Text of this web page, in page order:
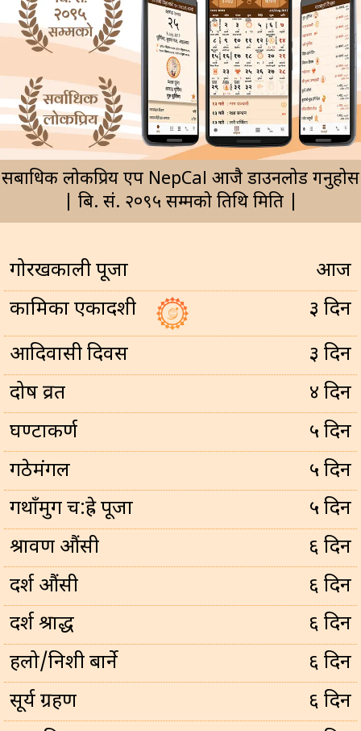
सर्बाधिक लोकप्रिय एप NepCal आजै डाउनलोड गर्नुहोस
| बि. सं. २०९५ सम्मको तिथि मिति |
गोरखकाली पूजा
आज
कामिका एकादशी
३ दिन
आदिवासी दिवस
३ दिन
प्रदोष व्रत
४ दिन
घण्टाकर्ण
५ दिन
गठेमंगल
५ दिन
गथाँमुग च:ह्रे पूजा
५ दिन
श्रावण औंसी
६ दिन
दर्श औंसी
६ दिन
दर्श श्राद्ध
६ दिन
हलो/निशी बार्ने
६ दिन
सूर्य ग्रहण
६ दिन